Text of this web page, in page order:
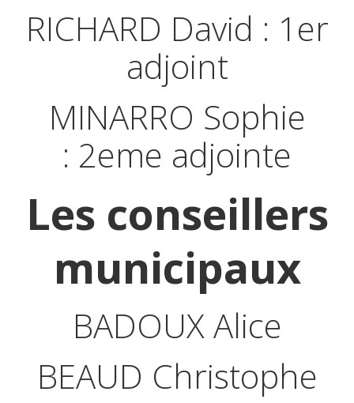
RICHARD David : 1er
adjoint
MINARRO Sophie
: 2eme adjointe
Les conseillers
municipaux
BADOUX Alice
BEAUD Christophe